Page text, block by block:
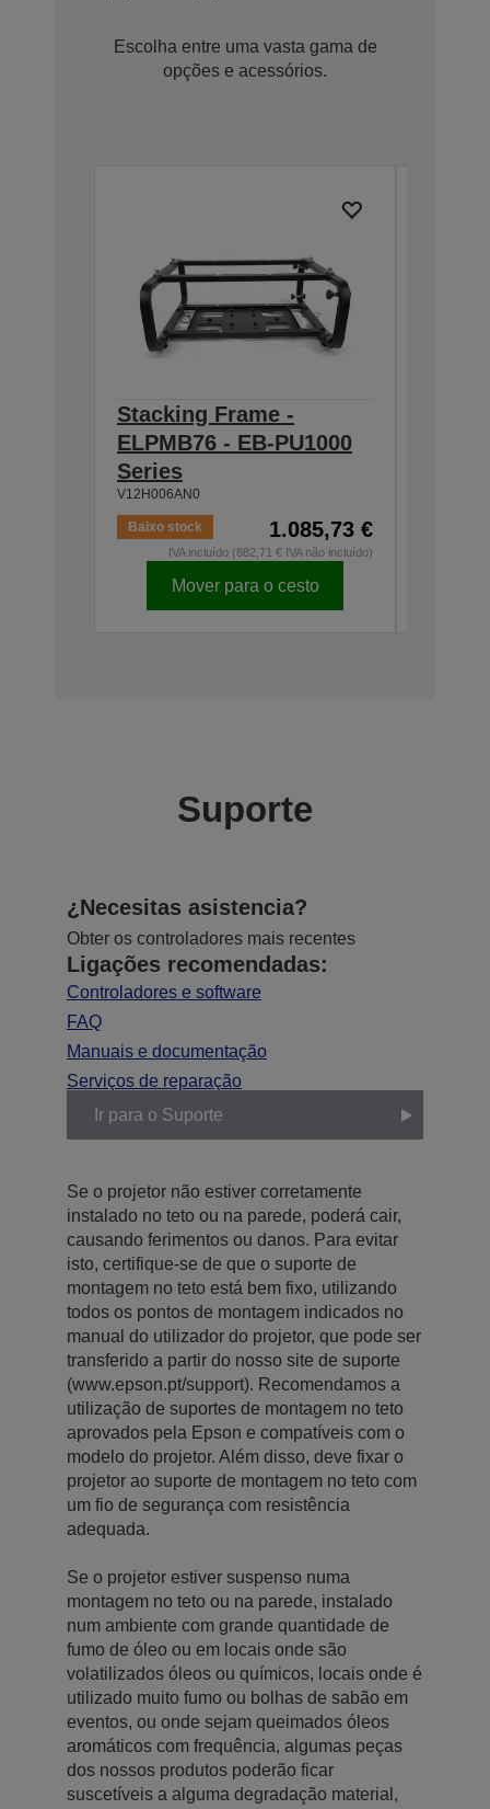
Escolha entre uma vasta gama de
opções e acessórios.
Stacking Frame -
ELPMB76 - EB-PU1000
Series
V12H006AN0
Baixo stock 1.085,73 €
IVA incluído (882,71 € IVA não incluído)
Mover para o cesto
Suporte
¿Necesitas asistencia?
Obter os controladores mais recentes
Ligações recomendadas:
Controladores e software
FAQ
Manuais e documentação
Serviços de reparação
Ir para o Suporte
Se o projetor não estiver corretamente
instalado no teto ou na parede, poderá cair,
causando ferimentos ou danos. Para evitar
isto, certifique-se de que o suporte de
montagem no teto está bem fixo, utilizando
todos os pontos de montagem indicados no
manual do utilizador do projetor, que pode ser
transferido a partir do nosso site de suporte
(www.epson.pt/support). Recomendamos a
utilização de suportes de montagem no teto
aprovados pela Epson e compatíveis com o
modelo do projetor. Além disso, deve fixar o
projetor ao suporte de montagem no teto com
um fio de segurança com resistência
adequada.
Se o projetor estiver suspenso numa
montagem no teto ou na parede, instalado
num ambiente com grande quantidade de
fumo de óleo ou em locais onde são
volatilizados óleos ou químicos, locais onde é
utilizado muito fumo ou bolhas de sabão em
eventos, ou onde sejam queimados óleos
aromáticos com frequência, algumas peças
dos nossos produtos poderão ficar
suscetíveis a alguma degradação material,